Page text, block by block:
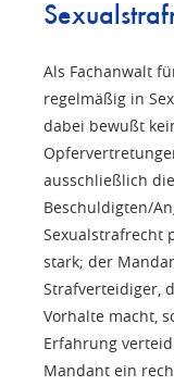
Als Fachanwalt
regelmäßig in
dabei bewußt
ausschließlich
Beschuldigten/
Sexualstrafrecht
stark; der
Strafverteidiger,
Vorhalte macht,
Erfahrung
Mandant ein